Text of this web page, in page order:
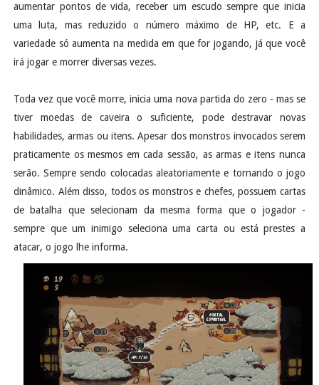
aumentar pontos de vida, receber um escudo sempre que inicia
uma luta, mas reduzido o número máximo de HP, etc. E a
variedade só aumenta na medida em que for jogando, já que você
irá jogar e morrer diversas vezes.
Toda vez que você morre, inicia uma nova partida do zero - mas se
tiver moedas de caveira o suficiente, pode destravar novas
habilidades, armas ou itens. Apesar dos monstros invocados serem
praticamente os mesmos em cada sessão, as armas e itens nunca
serão. Sempre sendo colocadas aleatoriamente e tornando o jogo
dinâmico. Além disso, todos os monstros e chefes, possuem cartas
de batalha que selecionam da mesma forma que o jogador -
sempre que um inimigo seleciona uma carta ou está prestes a
atacar, o jogo lhe informa.